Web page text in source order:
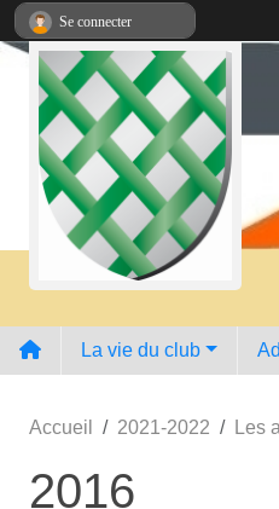
La vie du club
Accueil 2021-2022 Les
2016
Se connecter
Panneau de gestion des cookies